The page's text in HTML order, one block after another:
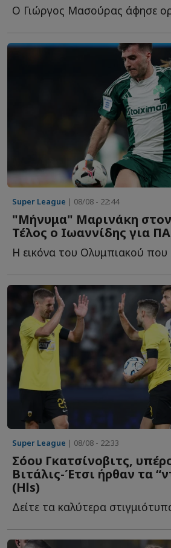
Super League | 08/08 - 22:44
"Μήνυμα" Μαρινάκη
Τέλος ο Ιωαννίδης για
Super League | 08/08 - 22:33
Σόου Γκατσίνοβιτς,
Βιτάλις-Έτσι ήρθαν τα
(Ηls)